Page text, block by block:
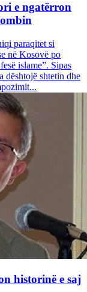
e ngatërron
paraqitet si
në Kosovë po
islame”. Sipas
dështojë shtetin dhe
historinë e saj